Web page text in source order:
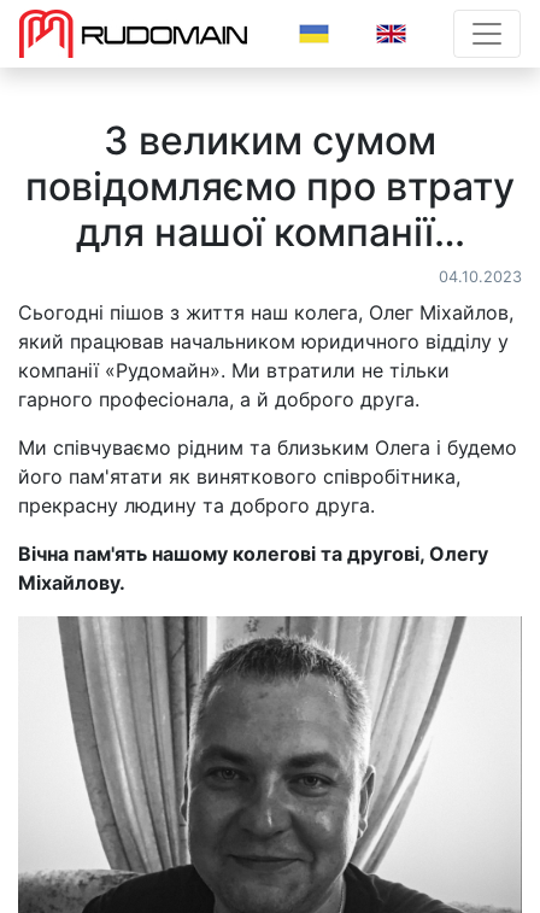
З великим сумом
повідомляємо про втрату
для нашої компанії…
04.10.2023
Сьогодні пішов з життя наш колега, Олег Міхайлов,
який працював начальником юридичного відділу у
компанії «Рудомайн». Ми втратили не тільки
гарного професіонала, а й доброго друга.
Ми співчуваємо рідним та близьким Олега і будемо
його пам'ятати як виняткового співробітника,
прекрасну людину та доброго друга.
Вічна пам'ять нашому колегові та другові, Олегу
Міхайлову.